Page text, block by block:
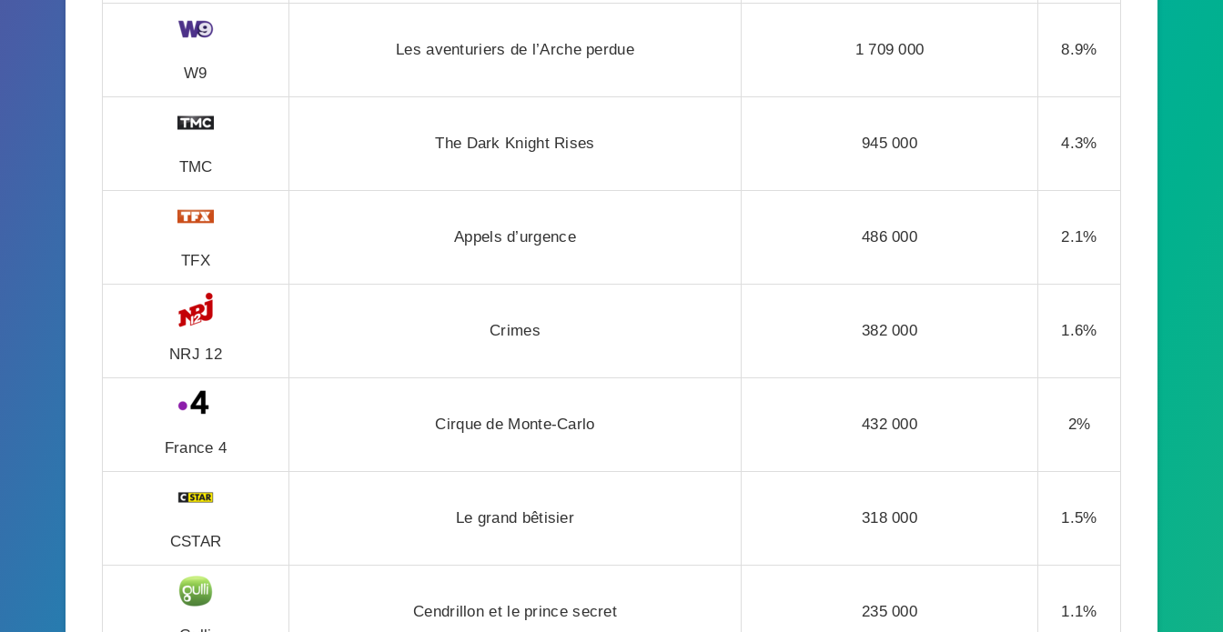
W9
Les aventuriers de l’Arche perdue 1 709 000 8.9%
TMC
The Dark Knight Rises 945 000 4.3%
TFX
Appels d’urgence 486 000 2.1%
NRJ 12
Crimes 382 000 1.6%
France 4
Cirque de Monte-Carlo 432 000 2%
CSTAR
Le grand bêtisier 318 000 1.5%
Cendrillon et le prince secret 235 000 1.1%